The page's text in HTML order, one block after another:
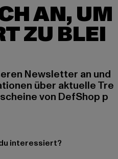
AN, UM
ZU BLEI
Newsletter an und
über aktuelle Tre
von DefShop p
interessiert?